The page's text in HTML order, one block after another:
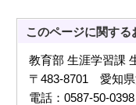
このページに関する
教育部 生涯学習課
〒483-8701 愛知
電話：0587-50-